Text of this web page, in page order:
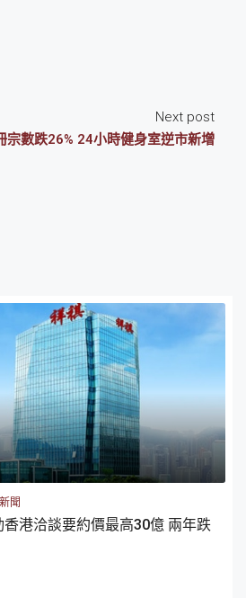
Next post
宗數跌26% 24小時健身室逆市新增
聞
港洽談要約價最高30億 兩年跌